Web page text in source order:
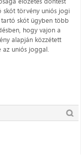
skót törvény uniós jogi
skót ügyben több
hogy vajon a
alapján közzétett
az uniós joggal.